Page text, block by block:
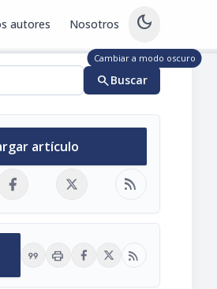
autores Nosotros dark_mode
Cambiar a modo oscuro
searchBuscar
artículo
rss_feed
format_quote print rss_feed